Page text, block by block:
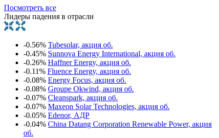
Посмотреть все
Лидеры падения в отрасли
-0.56% Tubesolar, акция об.
-0.45% Sunnova Energy International, акция об.
-0.26% Haffner Energy, акция об.
-0.11% Fluence Energy, акция об.
-0.08% Energy Focus, акция об.
-0.08% Groupe Okwind, акция об.
-0.07% Cleanspark, акция об.
-0.07% Maxeon Solar Technologies, акция об.
-0.05% Edenor, АДР
-0.04% China Datang Corporation Renewable Power, акция
об.